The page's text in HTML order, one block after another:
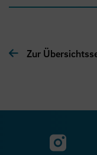
Zur